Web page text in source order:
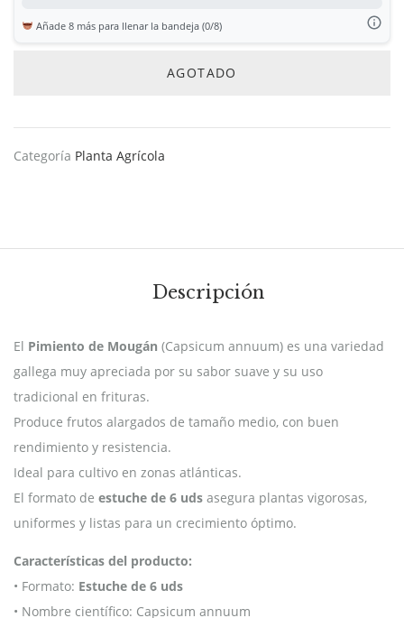
Añade 8 más para llenar la bandeja (0/8)
AGOTADO
Categoría Planta Agrícola
Descripción
El Pimiento de Mougán (Capsicum annuum) es una variedad
gallega muy apreciada por su sabor suave y su uso
tradicional en frituras.
Produce frutos alargados de tamaño medio, con buen
rendimiento y resistencia.
Ideal para cultivo en zonas atlánticas.
El formato de estuche de 6 uds asegura plantas vigorosas,
uniformes y listas para un crecimiento óptimo.
Características del producto:
• Formato: Estuche de 6 uds
• Nombre científico: Capsicum annuum